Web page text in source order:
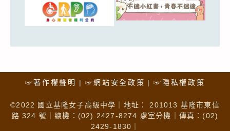
☞著作權聲明 ☞網站安全政策 ☞隱私權政策
©2022 國立基隆女子高級中學｜地址： 201013 基隆市東信
路 324 號｜總機：(02) 2427-8274 處室分機｜傳真：(02)
2429-1830｜